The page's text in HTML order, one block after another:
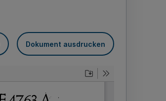
Dokument ausdrucken